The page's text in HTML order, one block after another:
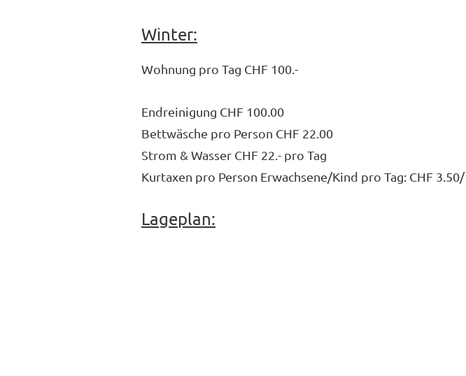
Winter:
Wohnung pro Tag CHF 100.-
Endreinigung CHF 100.00
Bettwäsche pro Person CHF 22.00
Strom & Wasser CHF 22.- pro Tag
Kurtaxen pro Person Erwachsene/Kind pro Tag: CHF
Lageplan: